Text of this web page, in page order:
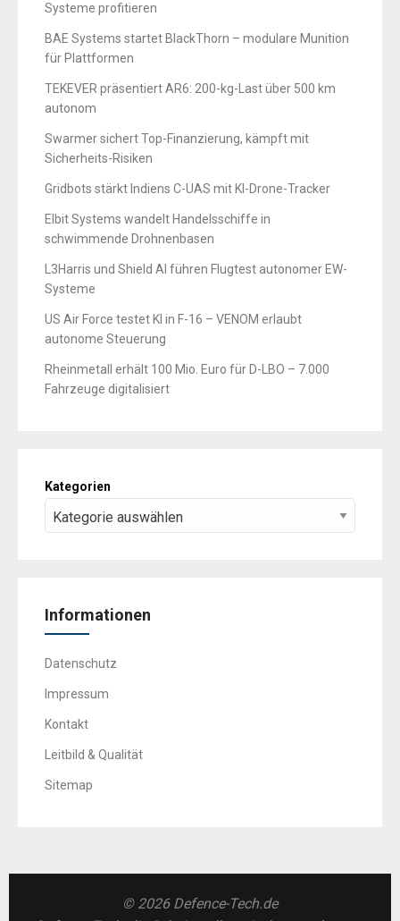
Systeme profitieren
BAE Systems startet BlackThorn – modulare Munition
für Plattformen
TEKEVER präsentiert AR6: 200-kg-Last über 500 km
autonom
Swarmer sichert Top-Finanzierung, kämpft mit
Sicherheits-Risiken
Gridbots stärkt Indiens C-UAS mit KI-Drone-Tracker
Elbit Systems wandelt Handelsschiffe in
schwimmende Drohnenbasen
L3Harris und Shield AI führen Flugtest autonomer EW-
Systeme
US Air Force testet KI in F-16 – VENOM erlaubt
autonome Steuerung
Rheinmetall erhält 100 Mio. Euro für D-LBO – 7.000
Fahrzeuge digitalisiert
Kategorien
Informationen
Datenschutz
Impressum
Kontakt
Leitbild & Qualität
Sitemap
© 2026 Defence-Tech.de